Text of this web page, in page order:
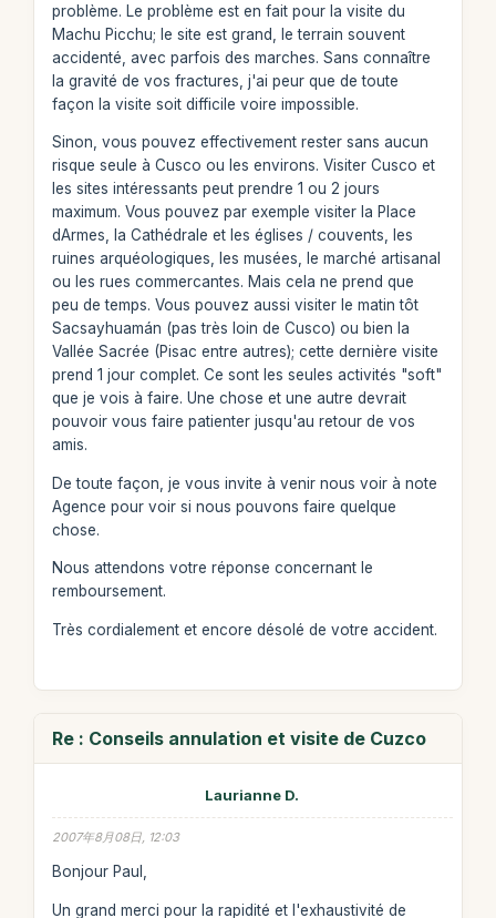
problème. Le problème est en fait pour la visite du
Machu Picchu; le site est grand, le terrain souvent
accidenté, avec parfois des marches. Sans connaître
la gravité de vos fractures, j'ai peur que de toute
façon la visite soit difficile voire impossible.
Sinon, vous pouvez effectivement rester sans aucun
risque seule à Cusco ou les environs. Visiter Cusco et
les sites intéressants peut prendre 1 ou 2 jours
maximum. Vous pouvez par exemple visiter la Place
dArmes, la Cathédrale et les églises / couvents, les
ruines arquéologiques, les musées, le marché artisanal
ou les rues commercantes. Mais cela ne prend que
peu de temps. Vous pouvez aussi visiter le matin tôt
Sacsayhuamán (pas très loin de Cusco) ou bien la
Vallée Sacrée (Pisac entre autres); cette dernière visite
prend 1 jour complet. Ce sont les seules activités "soft"
que je vois à faire. Une chose et une autre devrait
pouvoir vous faire patienter jusqu'au retour de vos
amis.
De toute façon, je vous invite à venir nous voir à note
Agence pour voir si nous pouvons faire quelque
chose.
Nous attendons votre réponse concernant le
remboursement.
Très cordialement et encore désolé de votre accident.
Re : Conseils annulation et visite de Cuzco
Laurianne D.
2007年8月08日, 12:03
Bonjour Paul,
Un grand merci pour la rapidité et l'exhaustivité de